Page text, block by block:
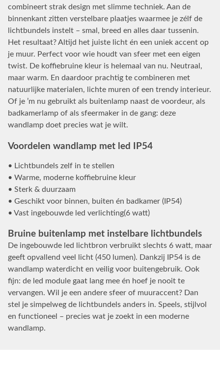
combineert strak design met slimme techniek. Aan de
binnenkant zitten verstelbare plaatjes waarmee je zélf de
lichtbundels instelt – smal, breed en alles daar tussenin.
Het resultaat? Altijd het juiste licht én een uniek accent op
je muur. Perfect voor wie houdt van sfeer met een eigen
twist. De koffiebruine kleur is helemaal van nu. Neutraal,
maar warm. En daardoor prachtig te combineren met
natuurlijke materialen, lichte muren of een trendy interieur.
Of je ’m nu gebruikt als buitenlamp naast de voordeur, als
badkamerlamp of als sfeermaker in de gang: deze
wandlamp doet precies wat je wilt.
Voordelen wandlamp met led IP54
• Lichtbundels zelf in te stellen
• Warme, moderne koffiebruine kleur
• Sterk & duurzaam
• Geschikt voor binnen, buiten én badkamer (IP54)
• Vast ingebouwde led verlichting(6 watt)
Bruine buitenlamp met instelbare lichtbundels
De ingebouwde led lichtbron verbruikt slechts 6 watt, maar
geeft opvallend veel licht (450 lumen). Dankzij IP54 is de
wandlamp waterdicht en veilig voor buitengebruik. Ook
fijn: de led module gaat lang mee én hoef je nooit te
vervangen. Wil je een andere sfeer of muuraccent? Dan
stel je simpelweg de lichtbundels anders in. Speels, stijlvol
en functioneel – precies wat je zoekt in een moderne
wandlamp.